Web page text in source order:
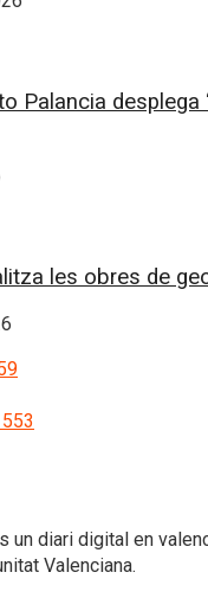
Palancia desplega
les obres de
553
un diari digital en
Valenciana.